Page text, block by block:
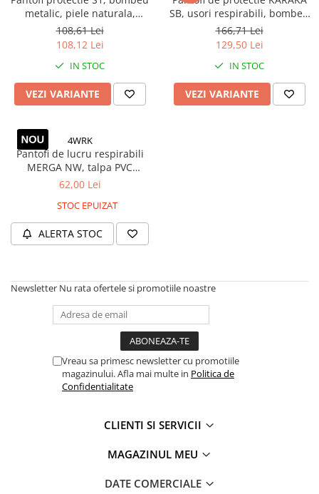
Stroboscoape Auto
Suporturi pentru girofare auto si
Veste Reflectorizante de Avertizare
Elemente Caroserie
Capace piulite
Deflectoare geam
Oglinzi auto
Parasolare Camion – Cabina si
Accesorii
Protectii si pasaje roti
Electrice auto, camioane si remorci
Borne si Conectori Baterie Auto
Cabluri Multifilare Auto
Comutatoare si intrerupatoare
Instalatii Electrice Proiectoare
Invertoare de tensiune
metalic, piele naturala,
antiderapanti, rezistenti,
marimi 39-46
108,61 Lei
108,12 Lei
IN STOC
VEZI VARIANTE
SB, usori respirabili, bombeu
metalic
166,71 Lei
129,50 Lei
IN STOC
VEZI VARIANTE
4WRK
Pantofi de lucru respirabili
MERGA NW, talpa PVC
flexibila, bleumarin alb
62,00 Lei
STOC EPUIZAT
ALERTA STOC
Newsletter Nu rata ofertele si promotiile noastre
Vreau sa primesc newsletter cu promotiile
magazinului. Afla mai multe in Politica de
Confidentialitate
CLIENTI SI SERVICII
MAGAZINUL MEU
DATE COMERCIALE